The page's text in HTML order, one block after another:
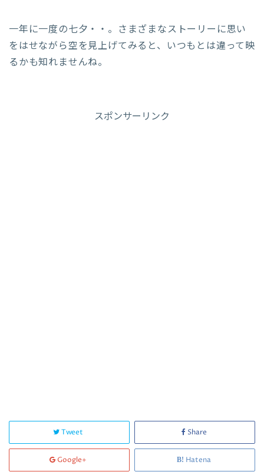
一年に一度の七夕・・。さまざまなストーリーに思い
をはせながら空を見上げてみると、いつもとは違って映
るかも知れませんね。
スポンサーリンク
Tweet Share
Google+ Hatena